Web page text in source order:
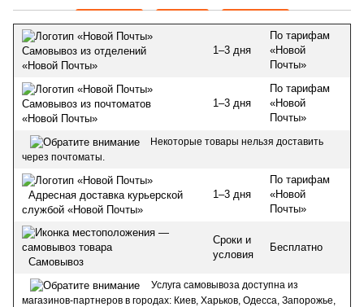
Самовывоз из отделений
«Новой Почты»
1–3 дня
По тарифам
«Новой
Почты»
Самовывоз из почтоматов
«Новой Почты»
1–3 дня
По тарифам
«Новой
Почты»
Некоторые товары нельзя доставить
через почтоматы.
Адресная доставка курьерской
службой «Новой Почты»
1–3 дня
По тарифам
«Новой
Почты»
Самовывоз
Сроки и
условия
Бесплатно
Услуга самовывоза доступна из
магазинов-партнеров в городах: Киев, Харьков, Одесса, Запорожье,